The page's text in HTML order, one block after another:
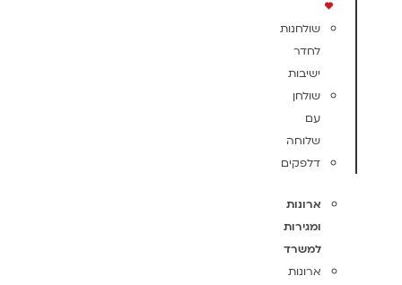
שולחנות
לחדר
ישיבות
שולחן
עם
שלוחה
דלפקים
ארונות
ומגירות
למשרד
ארונות